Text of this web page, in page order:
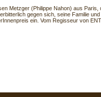
Metzger (Philippe Nahon) aus Paris,
gegen sich, seine Familie
ein. Vom Regisseur von